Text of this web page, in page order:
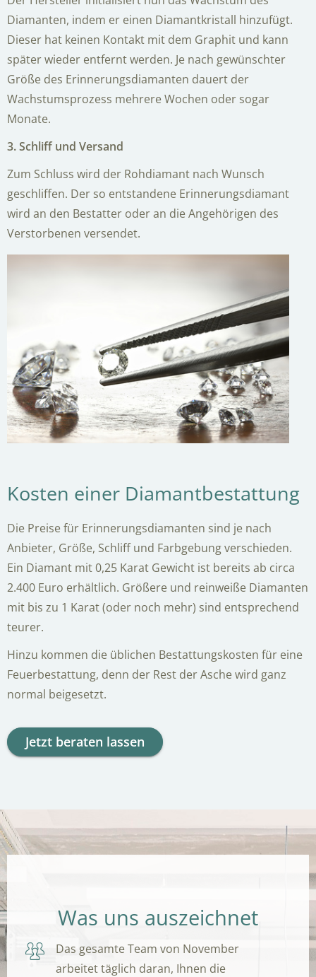
Diamanten, indem er einen Diamantkristall hinzufügt.
Dieser hat keinen Kontakt mit dem Graphit und kann
später wieder entfernt werden. Je nach gewünschter
Größe des Erinnerungsdiamanten dauert der
Wachstumsprozess mehrere Wochen oder sogar
Monate.
3. Schliff und Versand
Zum Schluss wird der Rohdiamant nach Wunsch
geschliffen. Der so entstandene Erinnerungsdiamant
wird an den Bestatter oder an die Angehörigen des
Verstorbenen versendet.
Kosten einer Diamantbestattung
Die Preise für Erinnerungsdiamanten sind je nach
Anbieter, Größe, Schliff und Farbgebung verschieden.
Ein Diamant mit 0,25 Karat Gewicht ist bereits ab circa
2.400 Euro erhältlich. Größere und reinweiße Diamanten
mit bis zu 1 Karat (oder noch mehr) sind entsprechend
teurer.
Hinzu kommen die üblichen Bestattungskosten für eine
Feuerbestattung, denn der Rest der Asche wird ganz
normal beigesetzt.
Jetzt beraten lassen
Was uns auszeichnet
Das gesamte Team von November
arbeitet täglich daran, Ihnen die